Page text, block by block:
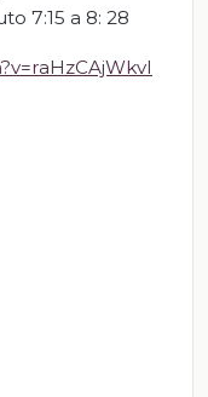
7:15 a 8: 28